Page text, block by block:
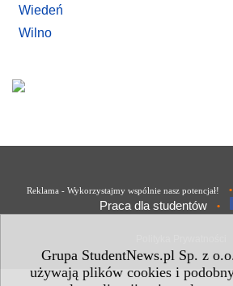
Grupa StudentNews.pl Sp. z
używają plików cookies i
Wiedeń
Wilno
Reklama - Wykorzystajmy wspólnie nasz potencjał! •
Praca dla studentów •